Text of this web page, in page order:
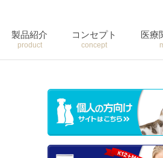
製品紹介
product
コンセプト
concept
医療